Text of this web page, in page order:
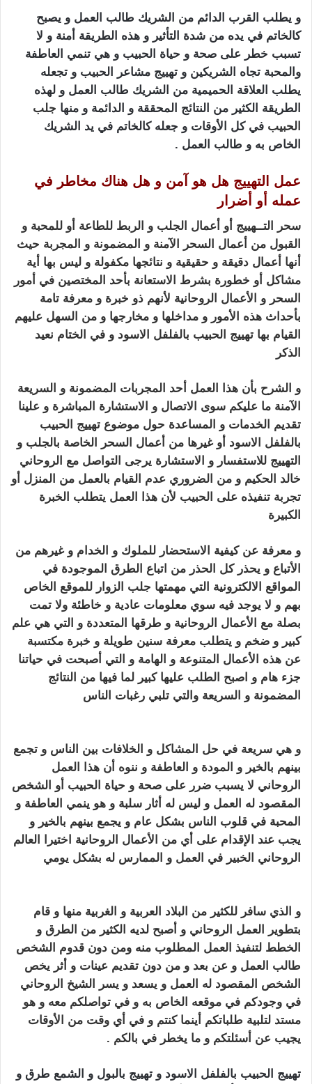
و يطلب القرب الدائم من الشريك طالب العمل و يصبح
كالخاتم في يده من شدة التأثير و هذه الطريقة أمنة و لا
تسبب خطر على صحة و حياة الحبيب و هي تنمي العاطفة
والمحبة تجاه الشريكين و تهييج مشاعر الحبيب و تجعله
يطلب العلاقة الحميمية من الشريك طالب العمل و لهذه
الطريقة الكثير من النتائج المحققة و الدائمة و منها جلب
الحبيب في كل الأوقات و جعله كالخاتم في يد الشريك
الخاص به و طالب العمل .
عمل التهييج هل هو آمن و هل هناك مخاطر في
عمله أو أضرار
سحر التــهييج أو أعمال الجلب و الربط للطاعة أو للمحبة و
القبول من أعمال السحر
الآمنة و المضمونة و المجربة حيث
أنها أعمال دقيقة و حقيقية و نتائجها مكفولة و ليس بها أية
مشاكل أو خطورة بشرط الاستعانة بأحد المختصين في أمور
السحر و الأعمال الروحانية لأنهم ذو خبرة و معرفة تامة
بأحداث هذه الأمور و مداخلها و مخارجها و من السهل عليهم
القيام بها تهييج الحبيب بالفلفل الاسود و في الختام نعيد
الذكر
و الشرح بأن هذا العمل أحد المجربات المضمونة و السريعة
الآمنة ما عليكم سوى الاتصال و الاستشارة المباشرة و علينا
تقديم الخدمات و المساعدة حول موضوع تهييج الحبيب
بالفلفل الاسود أو غيرها من أعمال السحر الخاصة بالجلب و
التهييج للاستفسار و الاستشارة يرجى التواصل مع الروحاني
خالد الحكيم و من الضروري عدم القيام بالعمل من المنزل أو
تجربة تنفيذه على الحبيب لأن هذا العمل يتطلب الخبرة
الكبيرة
و معرفة عن كيفية الاستحضار للملوك و الخدام و غيرهم من
الأتباع و يحذر كل الحذر من اتباع الطرق الموجودة في
المواقع الالكترونية التي مهمتها جلب الزوار للموقع الخاص
بهم و لا يوجد فيه سوي معلومات عادية و خاطئة ولا تمت
بصلة مع الأعمال الروحانية و طرقها المتعددة و التي هي علم
كبير و ضخم و يتطلب معرفة سنين طويلة و خبرة مكتسبة
عن هذه الأعمال المتنوعة و الهامة و التي أصبحت في حياتنا
جزء هام و اصبح الطلب عليها كبير لما فيها من النتائج
المضمونة و السريعة والتي تلبي رغبات الناس
و هي سريعة في حل المشاكل و الخلافات بين الناس و تجمع
بينهم بالخير و المودة و العاطفة و ننوه أن هذا العمل
الروحاني لا يسبب ضرر على صحة و حياة الحبيب أو الشخص
المقصود له العمل و ليس له أثار سلبة و هو ينمي العاطفة و
المحبة في قلوب الناس بشكل عام و يجمع بينهم بالخير و
يجب عند الإقدام على أي من الأعمال الروحانية اختيرا العالم
الروحاني الخبير في العمل و الممارس له بشكل يومي
و الذي سافر للكثير من البلاد العربية و الغربية منها و قام
بتطوير العمل الروحاني و أصبح لديه الكثير من الطرق و
الخطط لتنفيذ العمل المطلوب منه ومن دون قدوم الشخص
طالب العمل و عن بعد و من دون تقديم عينات و أثر يخص
الشخص المقصود له العمل و يسعد و يسر
الشيخ الروحاني
في وجودكم في موقعه الخاص به و في تواصلكم معه و هو
مستد لتلبية طلباتكم أينما كنتم و في أي وقت من الأوقات
يجيب عن أسئلتكم و ما يخطر في بالكم .
تهييج الحبيب بالفلفل الاسود و تهييج بالبول و الشمع طرق و